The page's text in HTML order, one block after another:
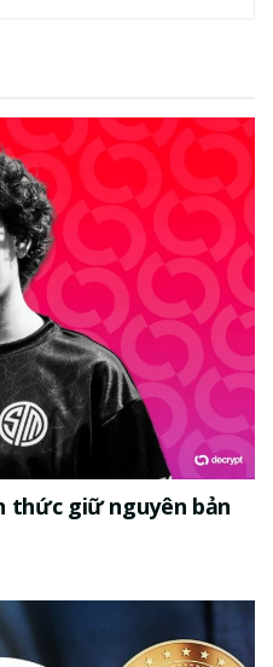
thức giữ nguyên bản